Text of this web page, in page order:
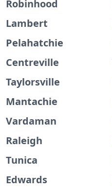
Robinhood
Lambert
Pelahatchie
Centreville
Taylorsville
Mantachie
Vardaman
Raleigh
Tunica
Edwards